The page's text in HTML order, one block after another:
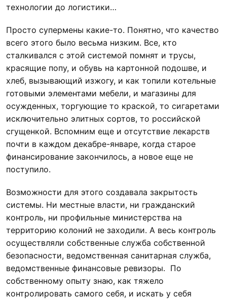
технологии до логистики…
Просто супермены какие-то. Понятно, что качество
всего этого было весьма низким. Все, кто
сталкивался с этой системой помнят и трусы,
красящие попу, и обувь на картонной подошве, и
хлеб, вызывающий изжогу, и как топили котельные
готовыми элементами мебели, и магазины для
осужденных, торгующие то краской, то сигаретами
исключительно элитных сортов, то российской
сгущенкой. Вспомним еще и отсутствие лекарств
почти в каждом декабре-январе, когда старое
финансирование закончилось, а новое еще не
поступило.
Возможности для этого создавала закрытость
системы. Ни местные власти, ни гражданский
контроль, ни профильные министерства на
территорию колоний не заходили. А весь контроль
осуществляли собственные служба собственной
безопасности, ведомственная санитарная служба,
ведомственные финансовые ревизоры. По
собственному опыту знаю, как тяжело
контролировать самого себя, и искать у себя